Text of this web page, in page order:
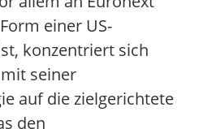
einer US-
konzentriert sich
seiner
auf die zielgerichtete
den